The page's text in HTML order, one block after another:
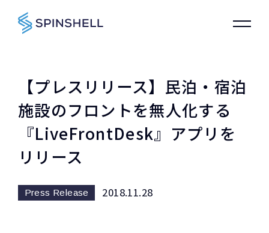
【プレスリリース】民泊・宿泊
施設のフロントを無人化する
『LiveFrontDesk』アプリを
リリース
Press Release 2018.11.28